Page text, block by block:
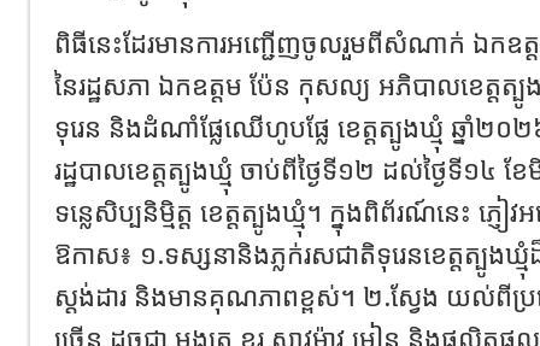
ពិធីនេះដែរមានការអញ្ជើញចូលរួមពីសំណាក់ ឯកឧ
នៃរដ្ឋសភា ឯកឧត្តម ប៉ែន កុសល្យ អភិបាលខេត្តត្
ទុរេន និងដំណាំផ្លែឈើហូបផ្លែ ខេត្តត្បូងឃ្មុំ ឆ្នាំ
រដ្ឋបាលខេត្តត្បូងឃ្មុំ ចាប់ពីថ្ងៃទី១២ ដល់ថ្ងៃទី១៤
ទន្លេសិប្បនិមិ្មត្ត ខេត្តត្បូងឃ្មុំ។ ‎ក្នុងពិព័រណ៍នេះ ភ្ញ
ឱកាស៖ ‎១.ទស្សនានិងភ្លក់រសជាតិទុរេនខេត្តត្បូង
ស្តង់ដារ និងមានគុណភាពខ្ពស់។ ២.ស្វែង យល់ពីប្
ច្រើន ដូចជា មង្ឃុត ខ្នុរ សាវម៉ាវ មៀន និងផលិតផ